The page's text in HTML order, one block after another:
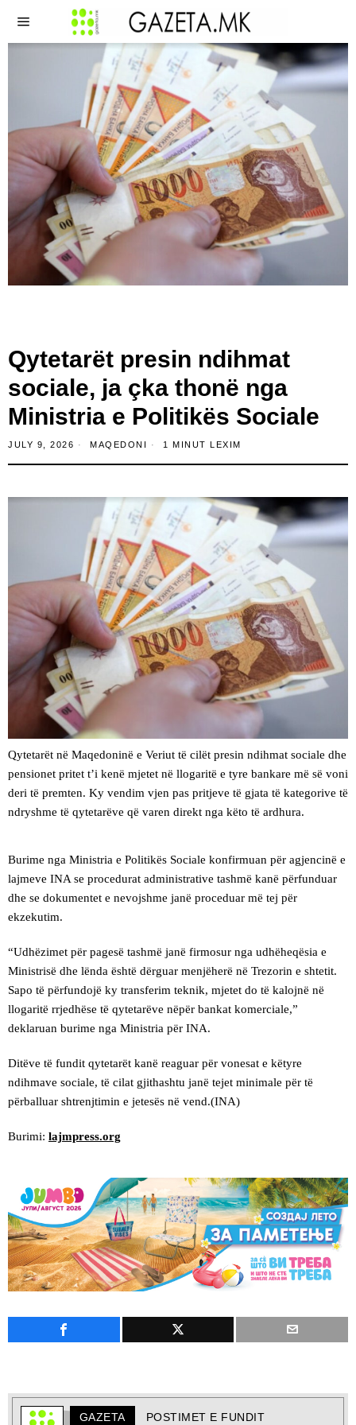
Qytetarët presin ndihmat
sociale, ja çka thonë nga
Ministria e Politikës Sociale
JULY 9, 2026 MAQEDONI 1 MINUT LEXIM
Qytetarët në Maqedoninë e Veriut të cilët presin ndihmat sociale dhe
pensionet pritet t’i kenë mjetet në llogaritë e tyre bankare më së voni
deri të premten. Ky vendim vjen pas pritjeve të gjata të kategorive të
ndryshme të qytetarëve që varen direkt nga këto të ardhura.
Burime nga Ministria e Politikës Sociale konfirmuan për agjencinë e
lajmeve INA se procedurat administrative tashmë kanë përfunduar
dhe se dokumentet e nevojshme janë proceduar më tej për
ekzekutim.
“Udhëzimet për pagesë tashmë janë firmosur nga udhëheqësia e
Ministrisë dhe lënda është dërguar menjëherë në Trezorin e shtetit.
Sapo të përfundojë ky transferim teknik, mjetet do të kalojnë në
llogaritë rrjedhëse të qytetarëve nëpër bankat komerciale,”
deklaruan burime nga Ministria për INA.
Ditëve të fundit qytetarët kanë reaguar për vonesat e këtyre
ndihmave sociale, të cilat gjithashtu janë tejet minimale për të
përballuar shtrenjtimin e jetesës në vend.(INA)
Burimi: lajmpress.org
GAZETA POSTIMET E FUNDIT